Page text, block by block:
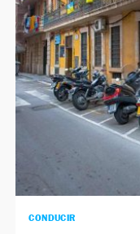
CONDUCIR